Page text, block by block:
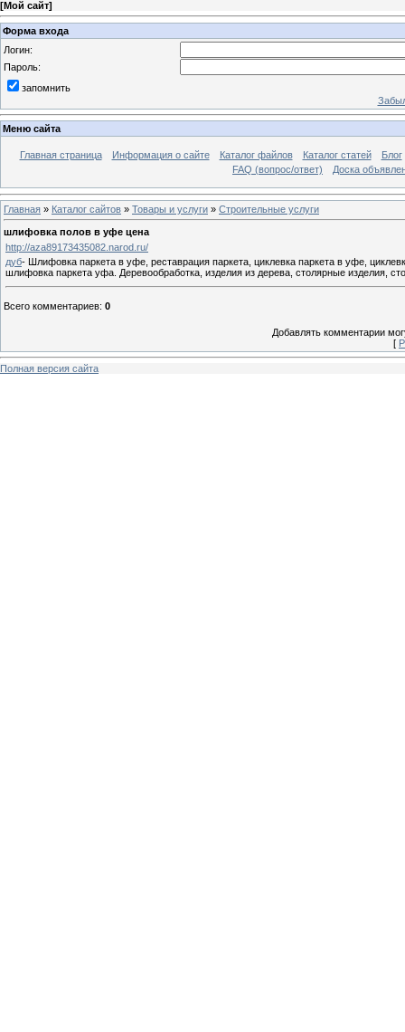
[Мой сайт]
Форма входа
Логин:
Пароль:
запомнить
Меню сайта
Главная страница Информация о сайте Каталог файлов Каталог статей
Блог
FAQ (вопрос/ответ)
Доска
Главная » Каталог сайтов » Товары и услуги » Строительные услуги
шлифовка полов в уфе цена
http://aza89173435082.narod.ru/
дуб- Шлифовка паркета в уфе, реставрация паркета, циклевка паркета в уфе,
шлифовка паркета уфа. Деревообработка, изделия из дерева, столярные изделия,
Всего комментариев: 0
Добавлять комментарии
[
Полная версия сайта